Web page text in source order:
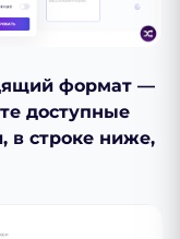
формат —
доступные
в строке ниже,